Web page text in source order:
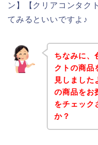
ン】【クリアコンタ
てみるといいですよ♪
ちなみに、
クトの商品
見しました
の商品をお
をチェック
か？